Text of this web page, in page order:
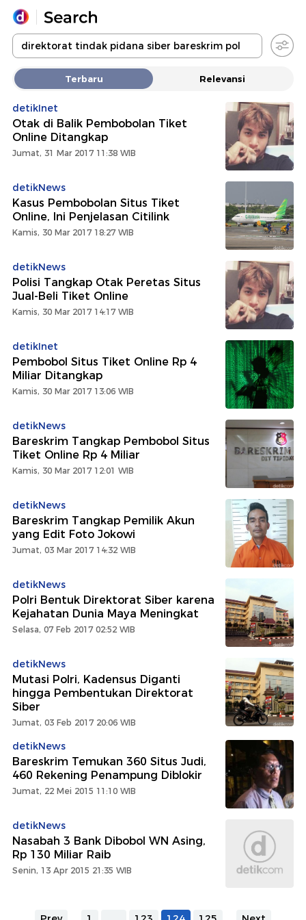
Yang sedang ramai dicari
Loading...
Promoted
Terbaru Relevansi
detikInet
Otak di Balik Pembobolan Tiket
Online Ditangkap
Jumat, 31 Mar 2017 11:38 WIB
detikNews
Kasus Pembobolan Situs Tiket
Online, Ini Penjelasan Citilink
Kamis, 30 Mar 2017 18:27 WIB
detikNews
Polisi Tangkap Otak Peretas Situs
Jual-Beli Tiket Online
Kamis, 30 Mar 2017 14:17 WIB
detikInet
Pembobol Situs Tiket Online Rp 4
Miliar Ditangkap
Kamis, 30 Mar 2017 13:06 WIB
detikNews
Bareskrim Tangkap Pembobol Situs
Tiket Online Rp 4 Miliar
Kamis, 30 Mar 2017 12:01 WIB
detikNews
Bareskrim Tangkap Pemilik Akun
yang Edit Foto Jokowi
Jumat, 03 Mar 2017 14:32 WIB
detikNews
Polri Bentuk Direktorat Siber karena
Kejahatan Dunia Maya Meningkat
Selasa, 07 Feb 2017 02:52 WIB
detikNews
Mutasi Polri, Kadensus Diganti
hingga Pembentukan Direktorat
Siber
Jumat, 03 Feb 2017 20:06 WIB
detikNews
Bareskrim Temukan 360 Situs Judi,
460 Rekening Penampung Diblokir
Jumat, 22 Mei 2015 11:10 WIB
detikNews
Nasabah 3 Bank Dibobol WN Asing,
Rp 130 Miliar Raib
Senin, 13 Apr 2015 21:35 WIB